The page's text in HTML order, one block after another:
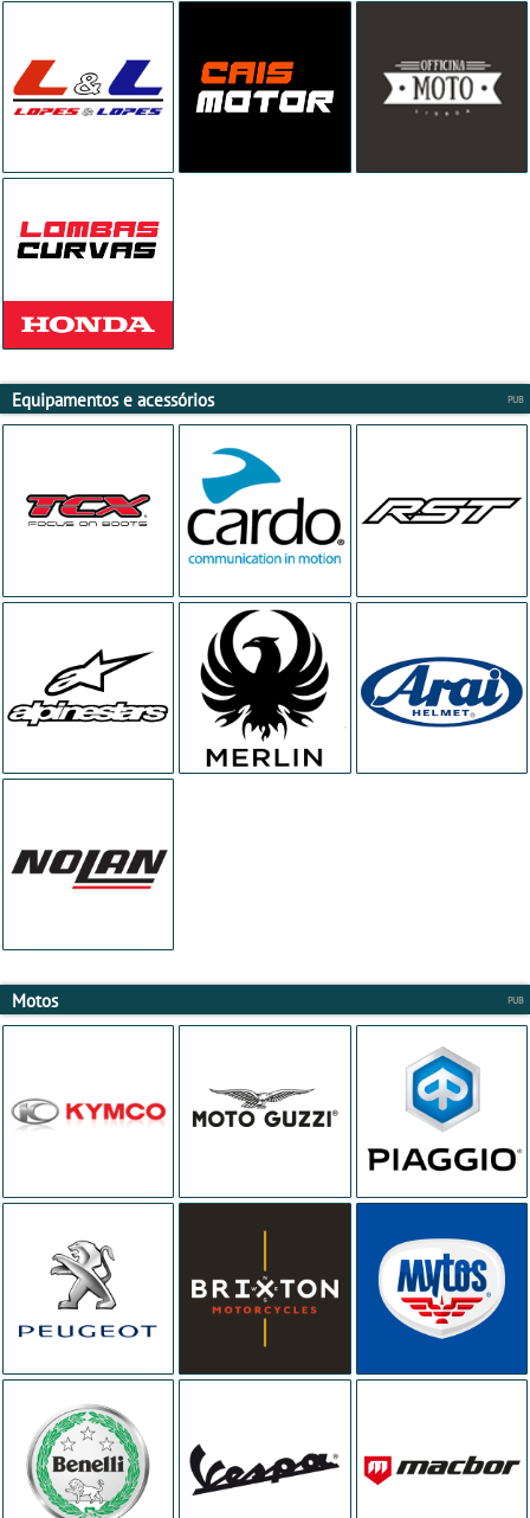
Equipamentos e acessórios
Motos